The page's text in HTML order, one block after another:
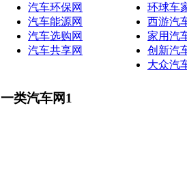
汽车环保网
汽车能源网
汽车选购网
汽车共享网
环球车
西游汽
家用汽
创新汽
大众汽
一类汽车网1